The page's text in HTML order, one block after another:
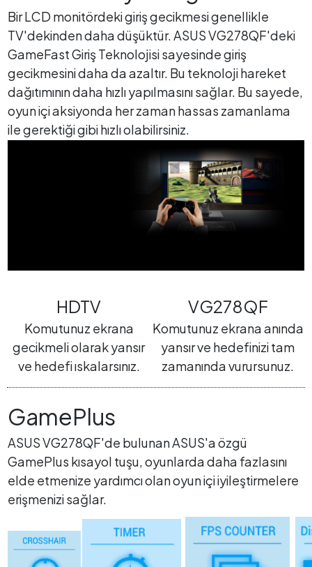
Bir LCD monitördeki giriş gecikmesi genellikle
TV'dekinden daha düşüktür. ASUS VG278QF'deki
GameFast Giriş Teknolojisi sayesinde giriş
gecikmesini daha da azaltır. Bu teknoloji hareket
dağıtımının daha hızlı yapılmasını sağlar. Bu sayede,
oyun içi aksiyonda her zaman hassas zamanlama
ile gerektiği gibi hızlı olabilirsiniz.
HDTV
Komutunuz ekrana
gecikmeli olarak yansır
ve hedefi ıskalarsınız.
VG278QF
Komutunuz ekrana anında
yansır ve hedefinizi tam
zamanında vurursunuz.
GamePlus
ASUS VG278QF'de bulunan ASUS'a özgü
GamePlus kısayol tuşu, oyunlarda daha fazlasını
elde etmenize yardımcı olan oyun içi iyileştirmelere
erişmenizi sağlar.